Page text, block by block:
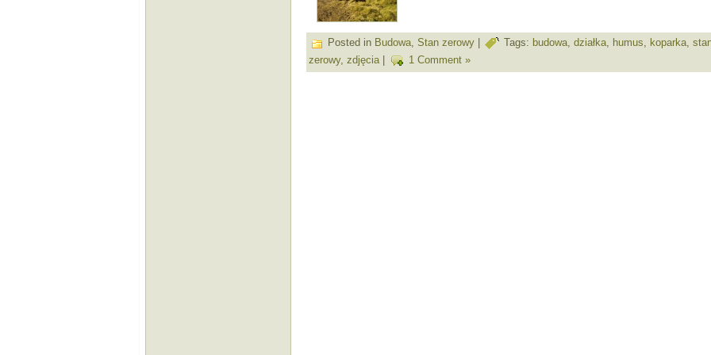
Posted in Budowa, Stan zerowy Tags: budowa, działka, humus, koparka,
zerowy, zdjęcia| 1 Comment »